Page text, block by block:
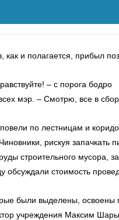
как и полагается, прибыл
– с порога бодро
мэр. – Смотрю, все в
по лестницам и
рискуя запачкать
строительного мусора,
обсуждали стоимость
были выделены, освоены
учреждения Максим